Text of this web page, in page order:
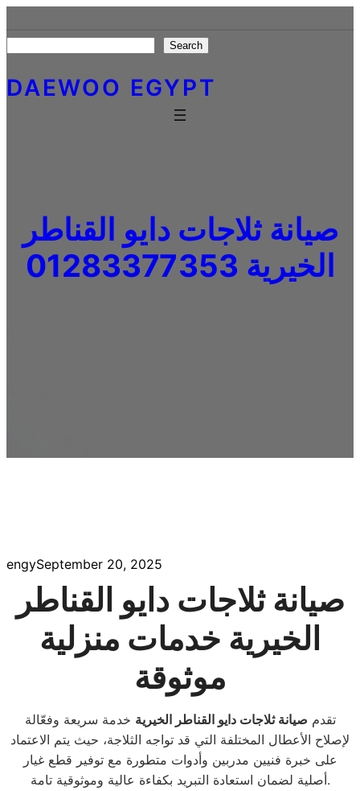
to
content
Search
DAEWOO EGYPT
صيانة ثلاجات دايو القناطر
الخيرية 01283377353
engySeptember 20, 2025
صيانة ثلاجات دايو القناطر
الخيرية خدمات منزلية
موثوقة
تقدم صيانة ثلاجات دايو القناطر الخيرية خدمة سريعة وفعّالة
لإصلاح الأعطال المختلفة التي قد تواجه الثلاجة، حيث يتم الاعتماد
على خبرة فنيين مدربين وأدوات متطورة مع توفير قطع غيار
أصلية لضمان استعادة التبريد بكفاءة عالية وموثوقية تامة.